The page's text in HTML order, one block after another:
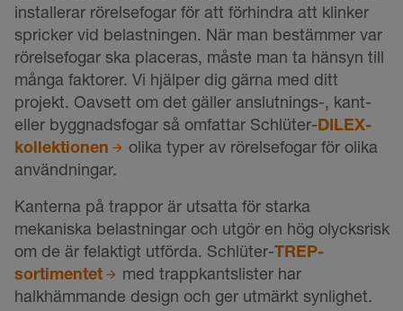
installerar rörelsefogar för att förhindra att klinker
spricker vid belastningen. När man bestämmer var
rörelsefogar ska placeras, måste man ta hänsyn till
många faktorer. Vi hjälper dig gärna med ditt
projekt. Oavsett om det gäller anslutnings-, kant-
eller byggnadsfogar så omfattar Schlüter-DILEX-
kollektionen
olika typer av rörelsefogar för olika
användningar.
Kanterna på trappor är utsatta för starka
mekaniska belastningar och utgör en hög olycksrisk
om de är felaktigt utförda. Schlüter-TREP-
sortimentet
med trappkantslister har
halkhämmande design och ger utmärkt synlighet.